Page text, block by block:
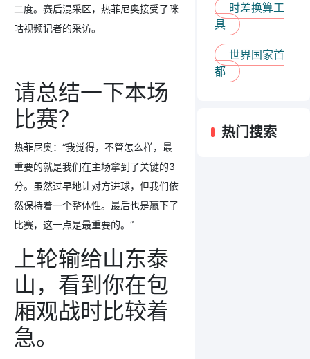
二度。赛后混采区，热菲尼奥接受了咪
咕视频记者的采访。
请总结一下本场
比赛？
热菲尼奥：“我觉得，不管怎么样，最
重要的就是我们在主场拿到了关键的3
分。虽然过早地让对方进球，但我们依
然保持着一个整体性。最后也是赢下了
比赛，这一点是最重要的。”
上轮输给山东泰
山，看到你在包
厢观战时比较着
急。
时差换算工
具
世界国家首
都
热门搜索